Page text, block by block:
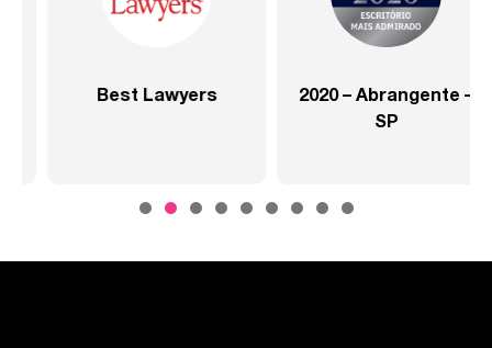
2020 – Abrangente –
2020 – Abrangente –
Setor Saúde